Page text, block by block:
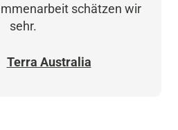
schätzen wir
sehr.
Terra Australia